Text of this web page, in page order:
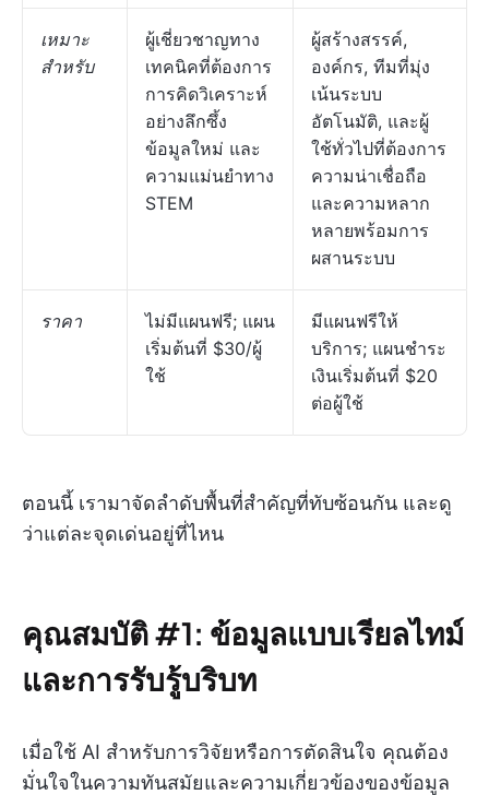
เหมาะ
สำหรับ
ผู้เชี่ยวชาญทาง
เทคนิคที่ต้องการ
การคิดวิเคราะห์
อย่างลึกซึ้ง
ข้อมูลใหม่ และ
ความแม่นยำทาง
STEM
ผู้สร้างสรรค์,
องค์กร, ทีมที่มุ่ง
เน้นระบบ
อัตโนมัติ, และผู้
ใช้ทั่วไปที่ต้องการ
ความน่าเชื่อถือ
และความหลาก
หลายพร้อมการ
ผสานระบบ
ราคา
ไม่มีแผนฟรี; แผน
เริ่มต้นที่ $30/ผู้
ใช้
มีแผนฟรีให้
บริการ; แผนชำระ
เงินเริ่มต้นที่ $20
ต่อผู้ใช้
ตอนนี้ เรามาจัดลำดับพื้นที่สำคัญที่ทับซ้อนกัน และดู
ว่าแต่ละจุดเด่นอยู่ที่ไหน
คุณสมบัติ #1: ข้อมูลแบบเรียลไทม์
และการรับรู้บริบท
เมื่อใช้ AI สำหรับการวิจัยหรือการตัดสินใจ คุณต้อง
มั่นใจในความทันสมัยและความเกี่ยวข้องของข้อมูล